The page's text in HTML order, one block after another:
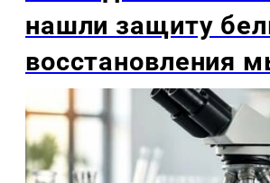
нашли защиту
восстановления